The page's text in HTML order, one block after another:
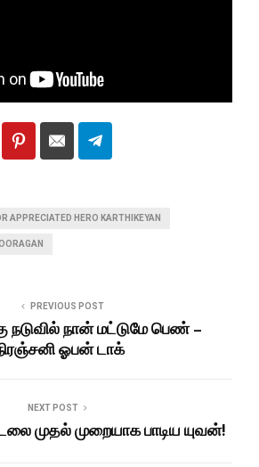
APPRECIATED HERO KARTHIKEYAN
PREVIOUS POST
நான் மட்டுமே பெண் –
ஓபன் டாக்
NEXT POST
முதல் முறையாக பாடிய யுவன்!